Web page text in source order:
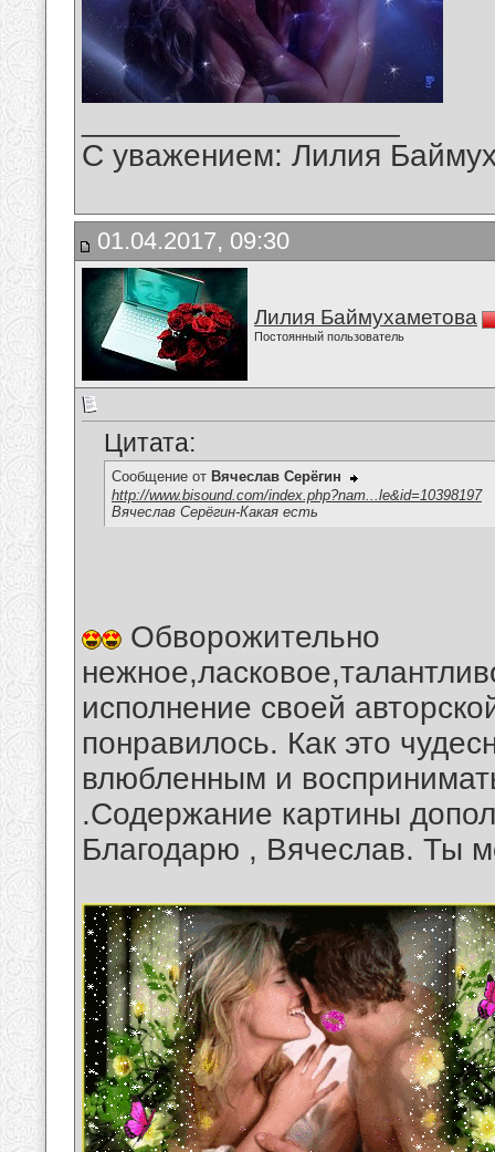
С уважением: Лилия
01.04.2017, 09:30
Лилия Баймухаметова
Постоянный пользователь
Цитата:
Сообщение от Вячеслав Серёгин
http://www.bisound.com/index.php?nam...le&id=10398197
Вячеслав Серёгин-Какая есть
Обворожительно
исполнение своей
понравилось. Как это
влюбленным и
.Содержание картины
Благодарю , Вячеслав. Ты